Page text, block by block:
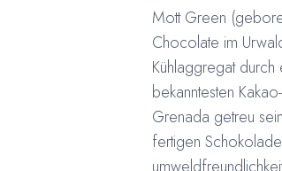
Mott Green
Chocolate im
Kühlaggregat
bekanntesten
Grenada getreu
fertigen